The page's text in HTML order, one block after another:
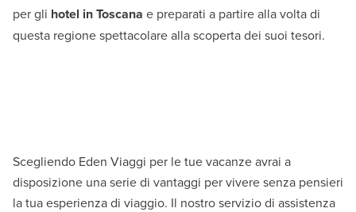
per gli hotel in Toscana e preparati a partire alla volta di
questa regione spettacolare alla scoperta dei suoi tesori.
Scegliendo Eden Viaggi per le tue vacanze avrai a
disposizione una serie di vantaggi per vivere senza pensieri
la tua esperienza di viaggio. Il nostro servizio di assistenza